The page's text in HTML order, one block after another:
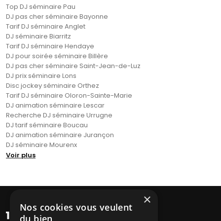
Top DJ séminaire Pau
DJ pas cher séminaire Bayonne
Tarif DJ séminaire Anglet
DJ séminaire Biarritz
Tarif DJ séminaire Hendaye
DJ pour soirée séminaire Billère
DJ pas cher séminaire Saint-Jean-de-Luz
DJ prix séminaire Lons
Disc jockey séminaire Orthez
Tarif DJ séminaire Oloron-Sainte-Marie
DJ animation séminaire Lescar
Recherche DJ séminaire Urrugne
DJ tarif séminaire Boucau
DJ animation séminaire Jurançon
DJ séminaire Mourenx
Voir plus
×
Nos cookies vous veulent
du bien